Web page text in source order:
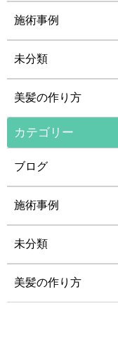
施術事例
未分類
美髪の作り方
カテゴリー
ブログ
施術事例
未分類
美髪の作り方